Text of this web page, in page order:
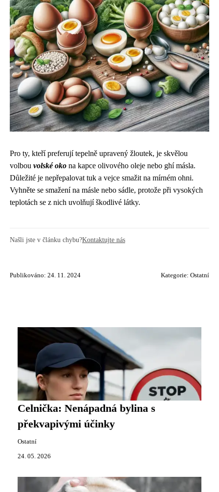
Pro ty, kteří preferují tepelně upravený žloutek, je skvělou
volbou volské oko na kapce olivového oleje nebo ghí másla.
Důležité je nepřepalovat tuk a vejce smažit na mírném ohni.
Vyhněte se smažení na másle nebo sádle, protože při vysokých
teplotách se z nich uvolňují škodlivé látky.
Našli jste v článku chybu?Kontaktujte nás
Publikováno: 24. 11. 2024 Kategorie: Ostatní
Celnička: Nenápadná bylina s
překvapivými účinky
Ostatní
24. 05. 2026